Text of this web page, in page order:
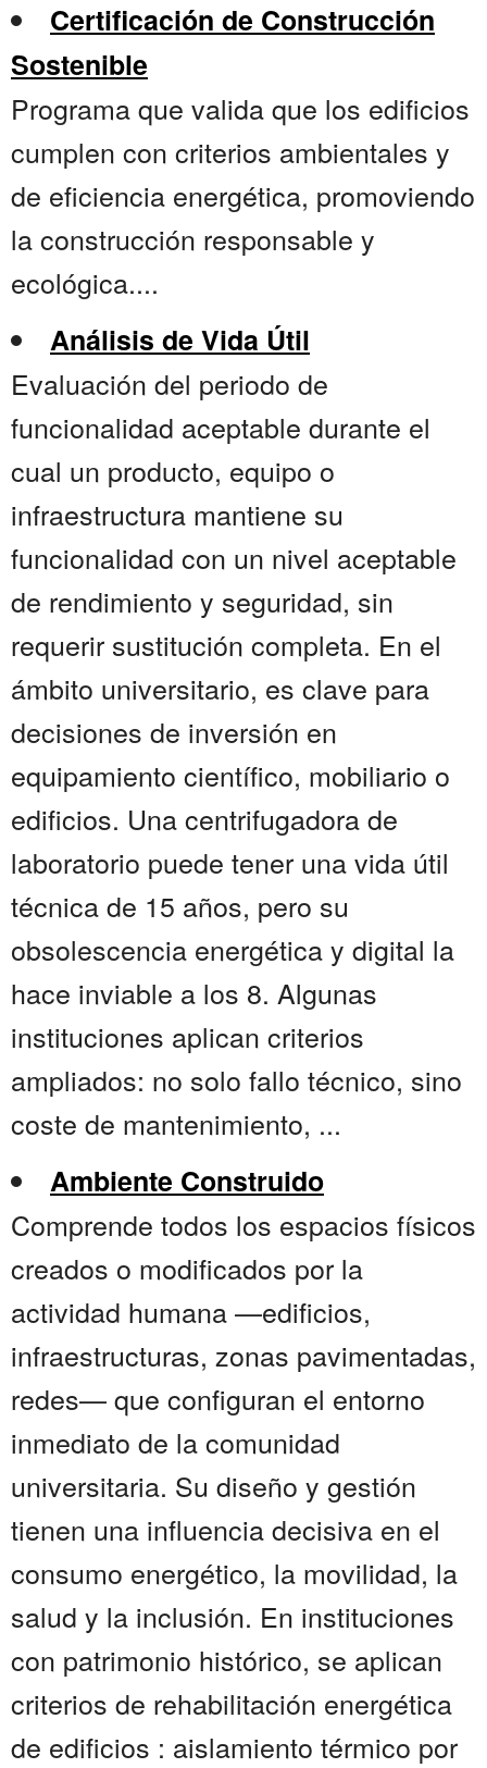
Certificación de Construcción
Sostenible
Programa que valida que los edificios
cumplen con criterios ambientales y
de eficiencia energética, promoviendo
la construcción responsable y
ecológica....
Análisis de Vida Útil
Evaluación del periodo de
funcionalidad aceptable durante el
cual un producto, equipo o
infraestructura mantiene su
funcionalidad con un nivel aceptable
de rendimiento y seguridad, sin
requerir sustitución completa. En el
ámbito universitario, es clave para
decisiones de inversión en
equipamiento científico, mobiliario o
edificios. Una centrifugadora de
laboratorio puede tener una vida útil
técnica de 15 años, pero su
obsolescencia energética y digital la
hace inviable a los 8. Algunas
instituciones aplican criterios
ampliados: no solo fallo técnico, sino
coste de mantenimiento, ...
Ambiente Construido
Comprende todos los espacios físicos
creados o modificados por la
actividad humana —edificios,
infraestructuras, zonas pavimentadas,
redes— que configuran el entorno
inmediato de la comunidad
universitaria. Su diseño y gestión
tienen una influencia decisiva en el
consumo energético, la movilidad, la
salud y la inclusión. En instituciones
con patrimonio histórico, se aplican
criterios de rehabilitación energética
de edificios : aislamiento térmico por